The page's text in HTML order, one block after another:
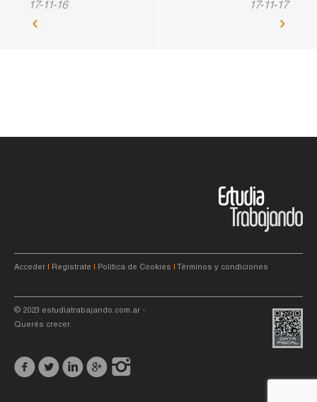
17-11-16
17-11-17
Acceder Registrate Política de Cookies Términos y condiciones
© 2023 estudiatrabajando.com.ar -
Querés crecer.